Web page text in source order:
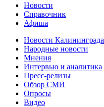
Новости
Справочник
Афиша
Новости Калининграда
Народные новости
Мнения
Интервью и аналитика
Пресс-релизы
Обзор СМИ
Опросы
Видео